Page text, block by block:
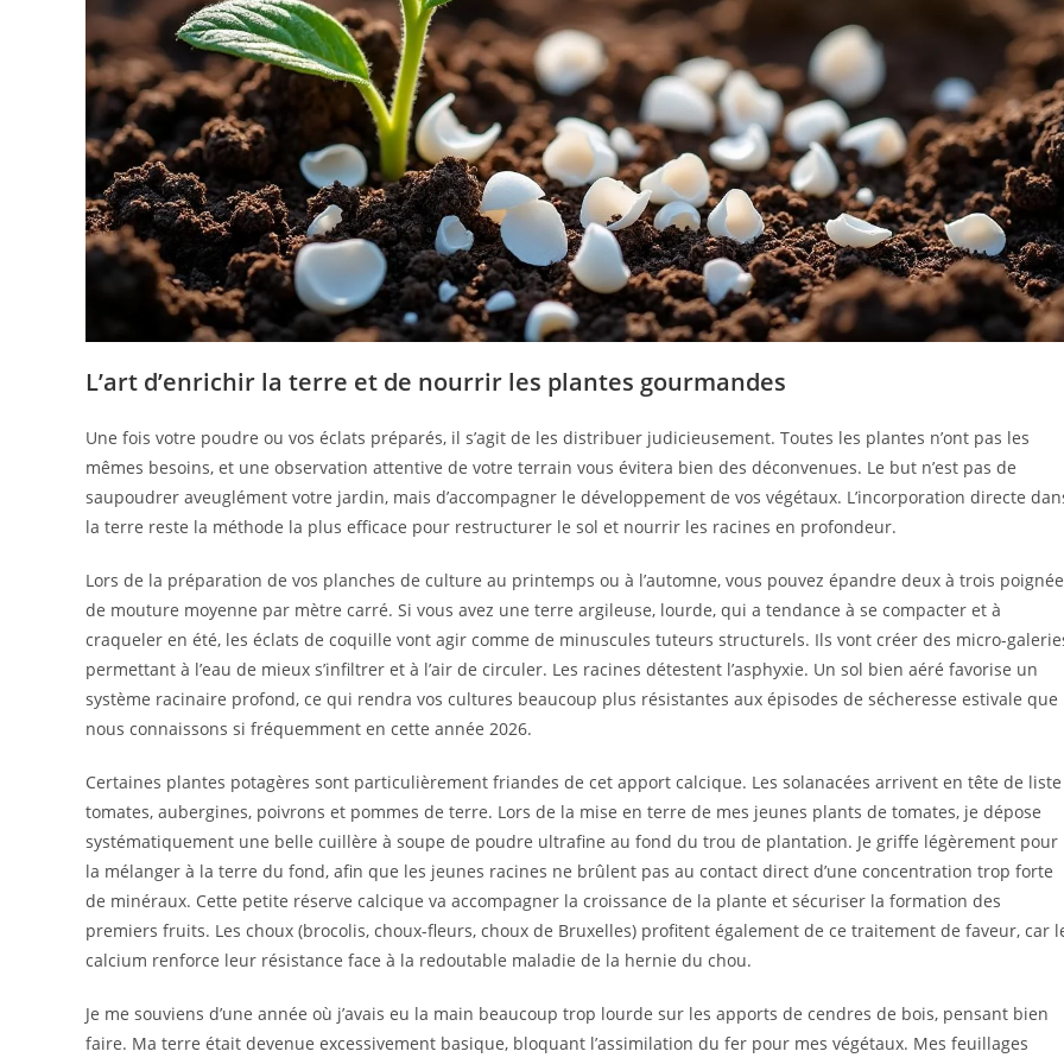
L’art d’enrichir la terre et de nourrir les plantes gourmandes
Une fois votre poudre ou vos éclats préparés, il s’agit de les distribuer judicieusement. Toutes les plantes n’ont pas les
mêmes besoins, et une observation attentive de votre terrain vous évitera bien des déconvenues. Le but n’est pas de
saupoudrer aveuglément votre jardin, mais d’accompagner le développement de vos végétaux. L’incorporation directe
la terre reste la méthode la plus efficace pour restructurer le sol et nourrir les racines en profondeur.
Lors de la préparation de vos planches de culture au printemps ou à l’automne, vous pouvez épandre deux à trois
de mouture moyenne par mètre carré. Si vous avez une terre argileuse, lourde, qui a tendance à se compacter et à
craqueler en été, les éclats de coquille vont agir comme de minuscules tuteurs structurels. Ils vont créer des micro-
permettant à l’eau de mieux s’infiltrer et à l’air de circuler. Les racines détestent l’asphyxie. Un sol bien aéré favorise un
système racinaire profond, ce qui rendra vos cultures beaucoup plus résistantes aux épisodes de sécheresse estivale que
nous connaissons si fréquemment en cette année 2026.
Certaines plantes potagères sont particulièrement friandes de cet apport calcique. Les solanacées arrivent en tête de
tomates, aubergines, poivrons et pommes de terre. Lors de la mise en terre de mes jeunes plants de tomates, je dépose
systématiquement une belle cuillère à soupe de poudre ultrafine au fond du trou de plantation. Je griffe légèrement pour
la mélanger à la terre du fond, afin que les jeunes racines ne brûlent pas au contact direct d’une concentration trop forte
de minéraux. Cette petite réserve calcique va accompagner la croissance de la plante et sécuriser la formation des
premiers fruits. Les choux (brocolis, choux-fleurs, choux de Bruxelles) profitent également de ce traitement de faveur, car
calcium renforce leur résistance face à la redoutable maladie de la hernie du chou.
Je me souviens d’une année où j’avais eu la main beaucoup trop lourde sur les apports de cendres de bois, pensant bien
faire. Ma terre était devenue excessivement basique, bloquant l’assimilation du fer pour mes végétaux. Mes feuillages